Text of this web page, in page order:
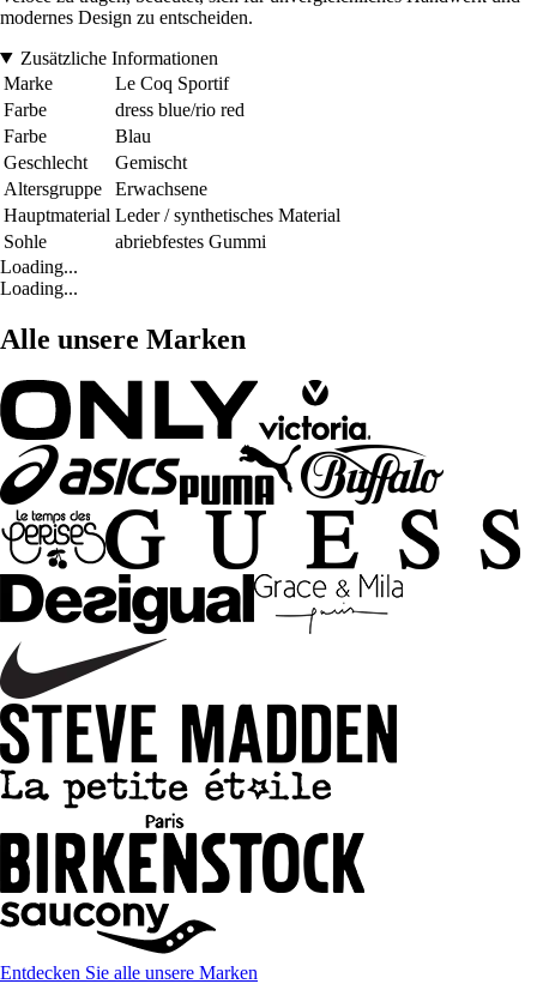
modernes Design zu entscheiden.
Zusätzliche Informationen
Marke
Le Coq Sportif
Farbe
dress blue/rio red
Farbe
Blau
Geschlecht
Gemischt
Altersgruppe
Erwachsene
Hauptmaterial Leder / synthetisches Material
Sohle
abriebfestes Gummi
Loading...
Loading...
Alle unsere Marken
Entdecken Sie alle unsere Marken